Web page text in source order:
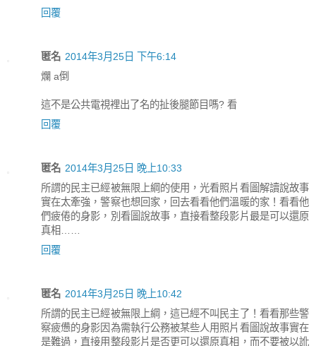
回覆
匿名 2014年3月25日 下午6:14
爛 a倒
這不是公共電視裡出了名的扯後腿節目嗎? 看
回覆
匿名 2014年3月25日 晚上10:33
所謂的民主已經被無限上綱的使用，光看照片看圖解讀說故事
實在太牽強，警察也想回家，回去看看他們溫暖的家！看看他
們疲倦的身影，別看圖說故事，直接看整段影片最是可以還原
真相……
回覆
匿名 2014年3月25日 晚上10:42
所謂的民主已經被無限上綱，這已經不叫民主了！看看那些警
察疲憊的身影因為需執行公務被某些人用照片看圖說故事實在
是難過，直接用整段影片是否更可以還原真相，而不要被以訛